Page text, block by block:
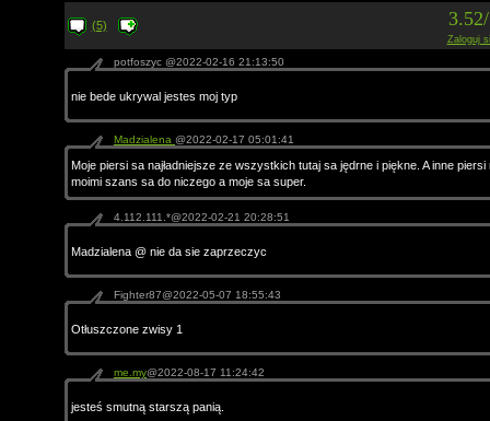
(5)
Zaloguj
potfoszyc @2022-02-16 21:13:50
nie bede ukrywal jestes moj typ
Madzialena @2022-02-17 05:01:41
Moje piersi sa najładniejsze ze wszystkich tutaj sa jędrne i piękne. A inne piersi
moimi szans sa do niczego a moje sa super.
4.112.111.*@2022-02-21 20:28:51
Madzialena @ nie da sie zaprzeczyc
Fighter87@2022-05-07 18:55:43
Otłuszczone zwisy 1
me.my@2022-08-17 11:24:42
jesteś smutną starszą panią.